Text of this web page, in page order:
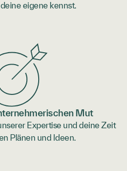
eigene kennst.
Mut
Expertise und deine Zeit
Plänen und Ideen.